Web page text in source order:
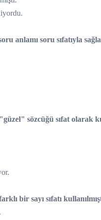
anlamı soru sıfatıyla
sözcüğü sıfat olarak
bir sayı sıfatı